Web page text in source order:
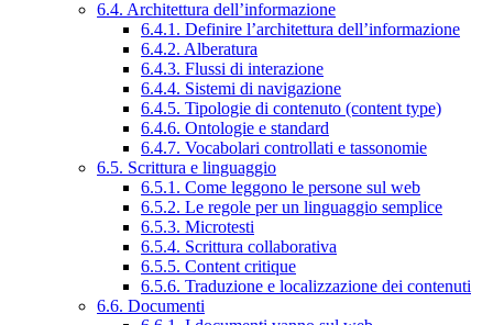
6.4. Architettura dell’informazione
6.4.1. Definire l’architettura dell’informazione
6.4.2. Alberatura
6.4.3. Flussi di interazione
6.4.4. Sistemi di navigazione
6.4.5. Tipologie di contenuto (content type)
6.4.6. Ontologie e standard
6.4.7. Vocabolari controllati e tassonomie
6.5. Scrittura e linguaggio
6.5.1. Come leggono le persone sul web
6.5.2. Le regole per un linguaggio semplice
6.5.3. Microtesti
6.5.4. Scrittura collaborativa
6.5.5. Content critique
6.5.6. Traduzione e localizzazione dei contenuti
6.6. Documenti